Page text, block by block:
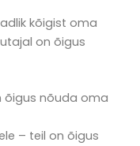
kõigist oma
on õigus
õigus nõuda oma
– teil on õigus